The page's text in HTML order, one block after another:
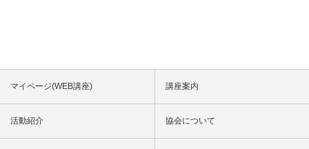
マイページ(WEB講座) 講座案内
活動紹介 協会について